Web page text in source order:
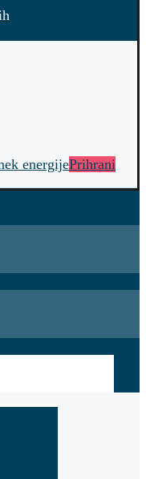
energijePrihrani